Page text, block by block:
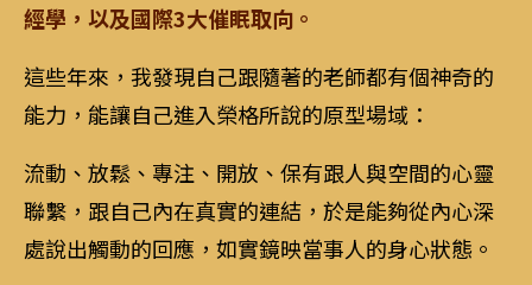
經學，以及國際3大催眠取向。
這些年來，我發現自己跟隨著的老師都有個神奇的
能力，能讓自己進入榮格所說的原型場域：
流動、放鬆、專注、開放、保有跟人與空間的心靈
聯繫，跟自己內在真實的連結，於是能夠從內心深
處說出觸動的回應，如實鏡映當事人的身心狀態。